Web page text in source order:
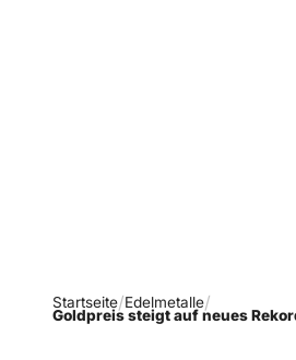
Startseite Edelmetalle
Goldpreis steigt auf neues